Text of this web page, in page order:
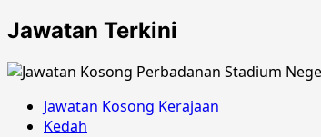
Jawatan Terkini
Jawatan Kosong Kerajaan
Kedah